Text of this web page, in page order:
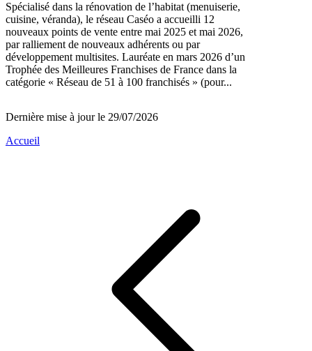
Spécialisé dans la rénovation de l’habitat (menuiserie,
cuisine, véranda), le réseau Caséo a accueilli 12
nouveaux points de vente entre mai 2025 et mai 2026,
par ralliement de nouveaux adhérents ou par
développement multisites. Lauréate en mars 2026 d’un
Trophée des Meilleures Franchises de France dans la
catégorie « Réseau de 51 à 100 franchisés » (pour...
Dernière mise à jour le 29/07/2026
Accueil